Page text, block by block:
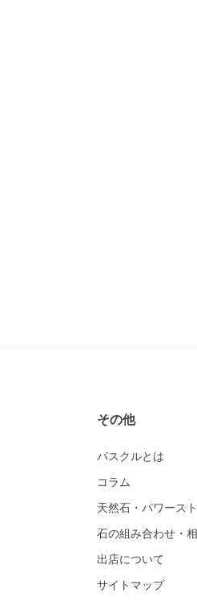
その他
パスクルとは
コラム
天然石・パワース
石の組み合わせ・
出店について
サイトマップ